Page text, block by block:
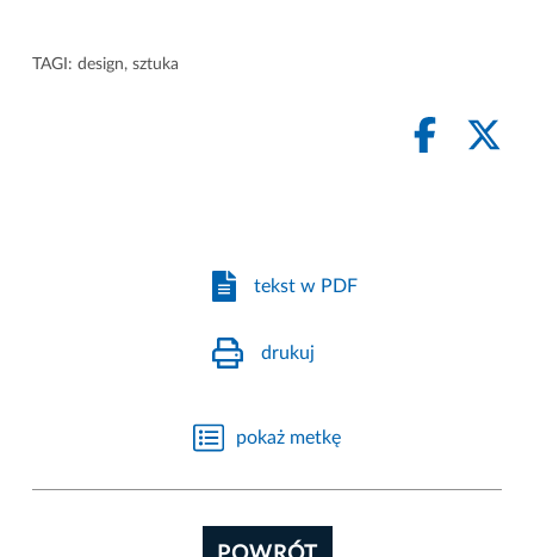
TAGI: design, sztuka
tekst w PDF
drukuj
pokaż metkę